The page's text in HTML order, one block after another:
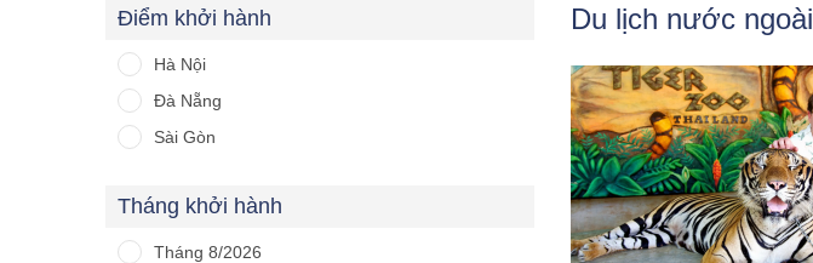
Điểm khởi hành
Hà Nội
Đà Nẵng
Sài Gòn
Tháng khởi hành
Tháng 8/2026
Du lịch nước ngoài